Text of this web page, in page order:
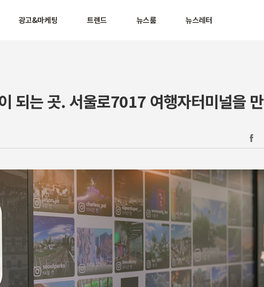
광고&마케팅 트렌드 뉴스룸 뉴스레터
되는 곳. 서울로7017 여행자터미널을 만